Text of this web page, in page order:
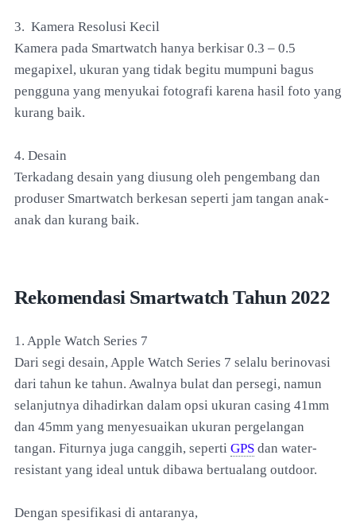
3. Kamera Resolusi Kecil
Kamera pada Smartwatch hanya berkisar 0.3 – 0.5
megapixel, ukuran yang tidak begitu mumpuni bagus
pengguna yang menyukai fotografi karena hasil foto yang
kurang baik.
4. Desain
Terkadang desain yang diusung oleh pengembang dan
produser Smartwatch berkesan seperti jam tangan anak-
anak dan kurang baik.
Rekomendasi Smartwatch Tahun 2022
1. Apple Watch Series 7
Dari segi desain, Apple Watch Series 7 selalu berinovasi
dari tahun ke tahun. Awalnya bulat dan persegi, namun
selanjutnya dihadirkan dalam opsi ukuran casing 41mm
dan 45mm yang menyesuaikan ukuran pergelangan
tangan. Fiturnya juga canggih, seperti GPS dan water-
resistant yang ideal untuk dibawa bertualang outdoor.
Dengan spesifikasi di antaranya,